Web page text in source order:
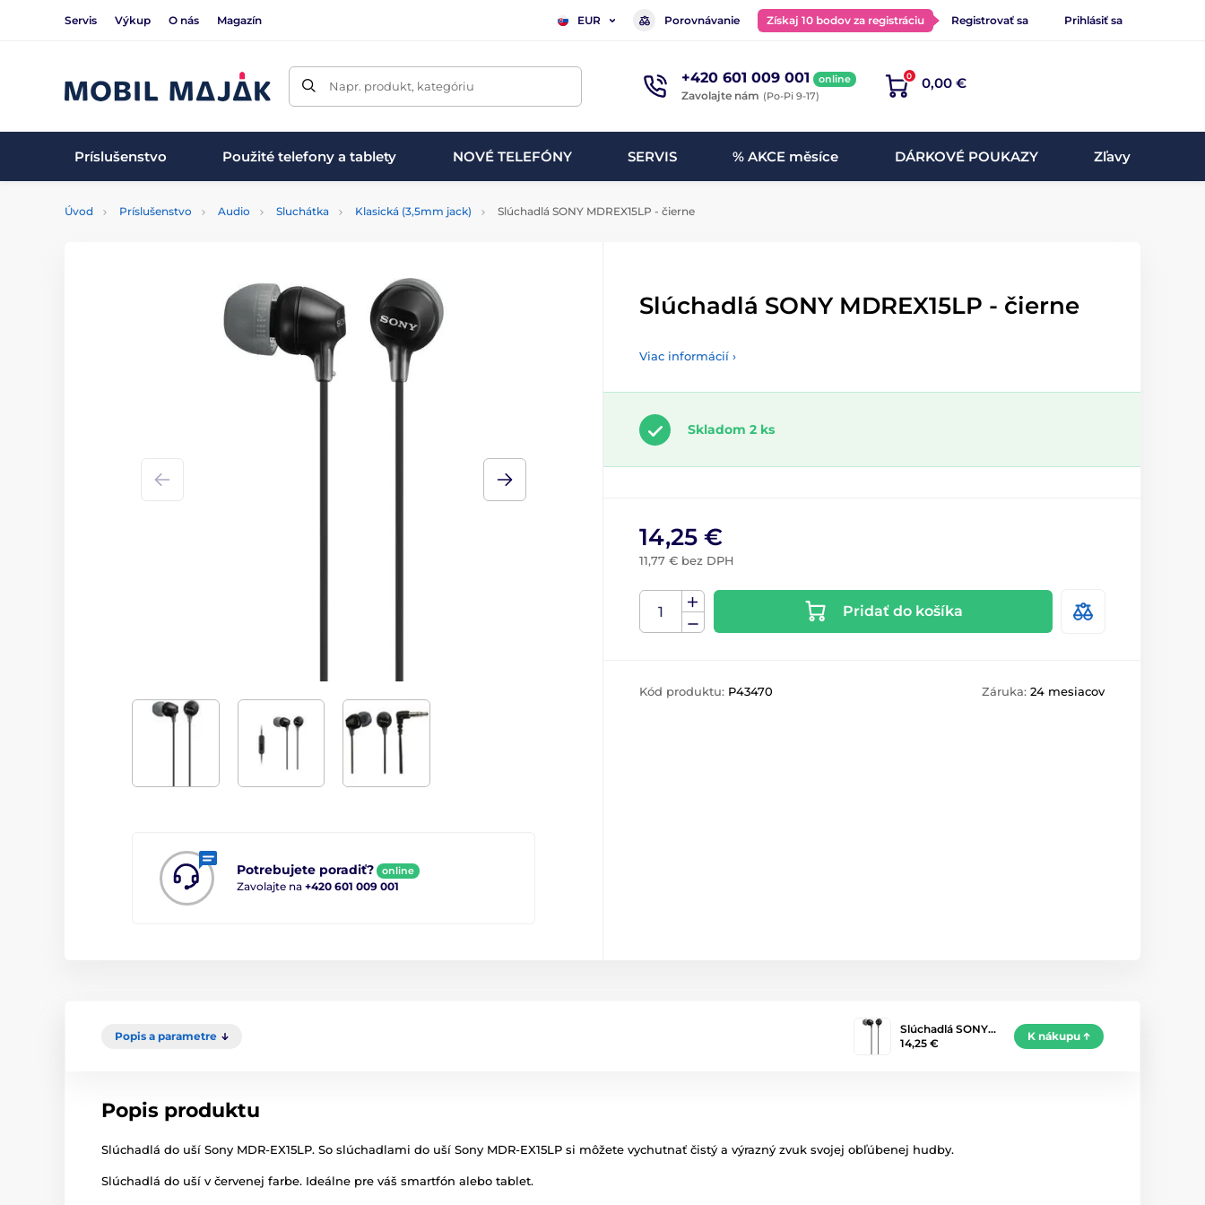
Servis Výkup O nás Magazín EUR Porovnávanie Získaj 10 bodov za registráciu Registrovať sa Prihlásiť sa
Napr. produkt, kategóriu +420 601 009 001 online
Zavolajte nám (Po-Pi 9-17)
0 0,00 €
Príslušenstvo Použité telefony a tablety NOVÉ TELEFÓNY SERVIS % AKCE měsíce DÁRKOVÉ POUKAZY Zľavy
Úvod Príslušenstvo Audio Sluchátka Klasická (3,5mm jack) Slúchadlá SONY MDREX15LP - čierne
Potrebujete poradiť? online
Zavolajte na +420 601 009 001
Slúchadlá SONY MDREX15LP - čierne
Viac informácií ›
Skladom 2 ks
14,25 €
11,77 € bez DPH
Pridať do košíka
Kód produktu: P43470 Záruka: 24 mesiacov
Popis a parametre
Slúchadlá SONY…
14,25 €
K nákupu
Popis produktu
Slúchadlá do uší Sony MDR-EX15LP. So slúchadlami do uší Sony MDR-EX15LP si môžete vychutnať čistý a výrazný zvuk svojej obľúbenej hudby.
Slúchadlá do uší v červenej farbe. Ideálne pre váš smartfón alebo tablet.